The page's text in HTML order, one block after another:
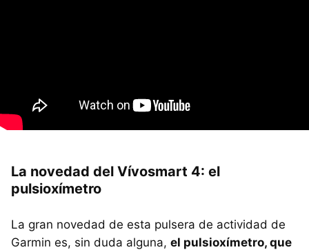
La novedad del Vívosmart 4: el
pulsioxímetro
La gran novedad de esta pulsera de actividad de
Garmin es, sin duda alguna, el pulsioxímetro, que